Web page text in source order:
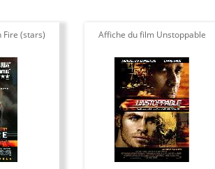
(stars) Affiche du film Unstoppable